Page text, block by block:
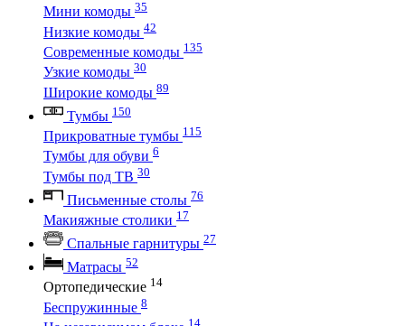
Мини комоды 35
Низкие комоды 42
Современные комоды 135
Узкие комоды 30
Широкие комоды 89
Тумбы 150
Прикроватные тумбы 115
Тумбы для обуви 6
Тумбы под ТВ 30
Письменные столы 76
Макияжные столики 17
Спальные гарнитуры 27
Матрасы 52
Ортопедические 14
Беспружинные 8
14